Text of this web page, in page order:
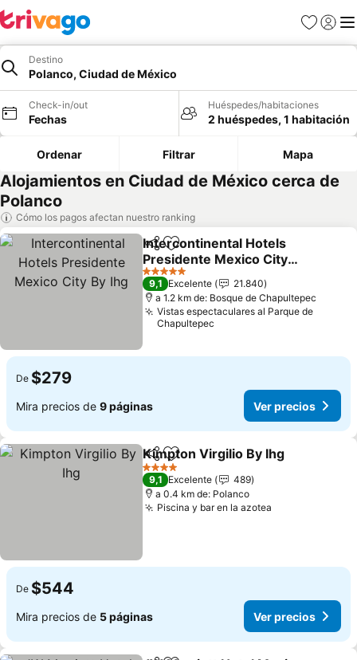
Favoritos
Iniciar
Destino
Polanco, Ciudad de México
Check-in/out
Fechas
Huéspedes/habitaciones
2 huéspedes, 1 habitación
Ordenar Filtrar Mapa
Alojamientos en Ciudad de México cerca de
Polanco
Cómo los pagos afectan nuestro ranking
CompartirAgregar a favoritos
Intercontinental Hotels
Presidente Mexico City
By Ihg
5 Estrellas
9,1 Excelente
21.840
a 1.2 km de: Bosque de Chapultepec
Vistas espectaculares al Parque de
Chapultepec
De $279
Mira precios de 9 páginas Ver precios
CompartirAgregar a favoritos
Kimpton Virgilio By Ihg
4 Estrellas
9,1 Excelente
489
a 0.4 km de: Polanco
Piscina y bar en la azotea
De $544
Mira precios de 5 páginas Ver precios